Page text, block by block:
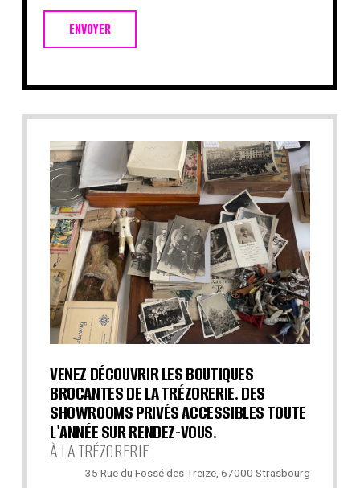
ENVOYER
VENEZ DÉCOUVRIR LES BOUTIQUES
BROCANTES DE LA TRÉZORERIE. DES
SHOWROOMS PRIVÉS ACCESSIBLES TOUTE
L'ANNÉE SUR RENDEZ-VOUS.
À LA TRÉZORERIE
35 Rue du Fossé des Treize, 67000 Strasbourg